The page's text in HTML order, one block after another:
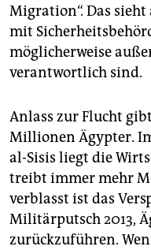
Migration“. Das
mit
möglicherweise
verantwortlich sind.
Anlass zur Flucht
Millionen Ägypter.
al-Sisis liegt die
treibt immer mehr
verblasst ist das
Militärputsch 2013,
zurückzuführen.